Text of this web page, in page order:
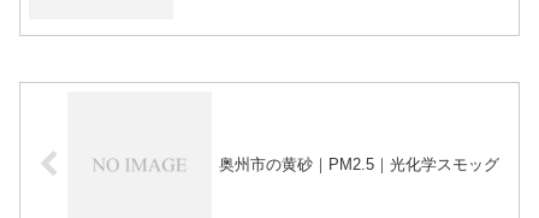
奥州市の黄砂｜PM2.5｜光化学スモッグ